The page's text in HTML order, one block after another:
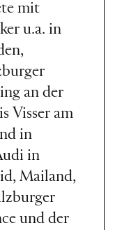
mit
u.a. in
an der
Visser am
in
in
Mailand,
und der